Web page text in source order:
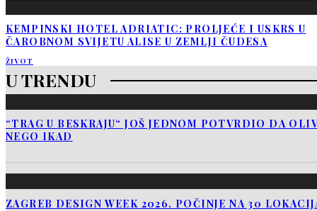
KEMPINSKI HOTEL ADRIATIC: PROLJEĆE I USKRS U
ČAROBNOM SVIJETU ALISE U ZEMLJI ČUDESA
ŽIVOT
U TRENDU
“TRAG U BESKRAJU“ JOŠ JEDNOM POTVRDIO DA
NEGO IKAD
ZAGREB DESIGN WEEK 2026. POČINJE NA 30